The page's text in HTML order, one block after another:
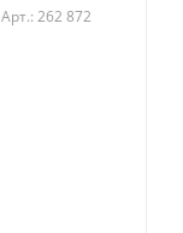
Арт.: 262 872